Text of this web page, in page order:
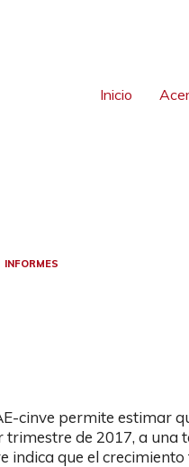
Inicio
INFORMES
cinve permite estimar
de 2017, a una
que el crecimiento